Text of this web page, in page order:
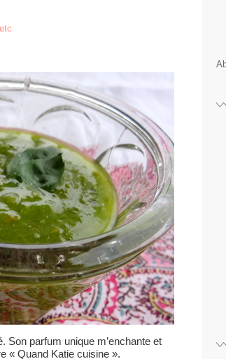
Son parfum unique m’enchante et
« Quand Katie cuisine ».